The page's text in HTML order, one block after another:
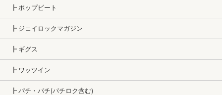
┣ ポップビート
┣ ジェイロックマガジン
┣ ギグス
┣ ワッツイン
┣ パチ・パチ(パチロク含む)